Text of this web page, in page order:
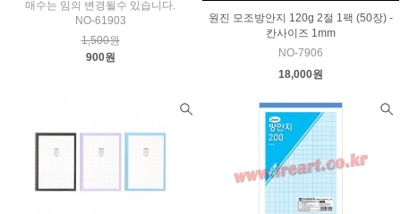
매수는 임의 변경될수 있습니다.
NO-61903
1,500원
900원
원진 모조방안지 120g 2절 1팩 (50장) -
칸사이즈 1mm
NO-7906
18,000원